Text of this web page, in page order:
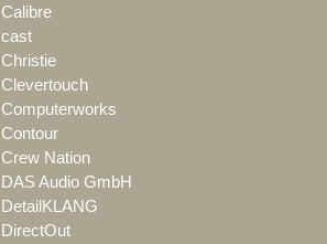
Calibre
cast
Christie
Clevertouch
Computerworks
Contour
Crew Nation
DAS Audio GmbH
DetailKLANG
DirectOut